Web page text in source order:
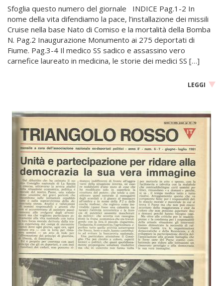
Sfoglia questo numero del giornale INDICE Pag.1-2 In
nome della vita difendiamo la pace, l’installazione dei missili
Cruise nella base Nato di Comiso e la mortalità della Bomba
N. Pag.2 Inaugurazione Monumento ai 275 deportati di
Fiume. Pag.3-4 Il medico SS sadico e assassino vero
carnefice laureato in medicina, le storie dei medici SS […]
LEGGI